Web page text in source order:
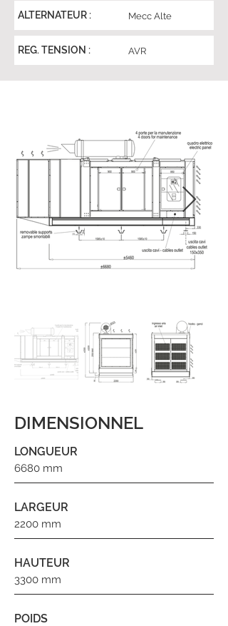
ALTERNATEUR : Mecc Alte
REG. TENSION : AVR
DIMENSIONNEL
LONGUEUR
6680 mm
LARGEUR
2200 mm
HAUTEUR
3300 mm
POIDS